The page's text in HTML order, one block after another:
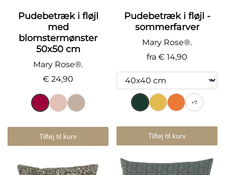
Pudebetræk i fløjl
med
blomstermønster
50x50 cm
Mary Rose®.
€ 24,90
Tilføj til kurv
Pudebetræk i fløjl -
sommerfarver
Mary Rose®.
fra € 14,90
+7
Tilføj til kurv